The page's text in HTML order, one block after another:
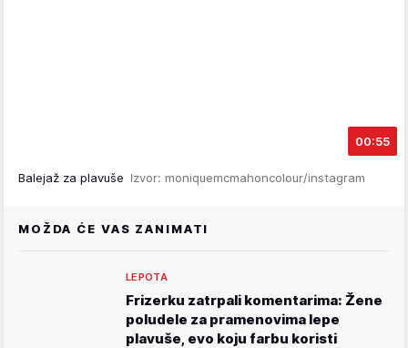
00:55
Balejaž za plavuše Izvor: moniquemcmahoncolour/instagram
MOŽDA ĆE VAS ZANIMATI
LEPOTA
Frizerku zatrpali komentarima: Žene
poludele za pramenovima lepe
plavuše, evo koju farbu koristi